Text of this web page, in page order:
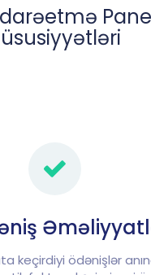
keçirdiyi ödənişlər